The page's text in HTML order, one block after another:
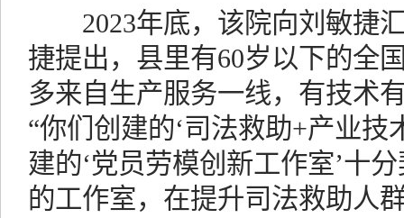
2023年底，该院向刘敏捷
捷提出，县里有60岁以下的全
多来自生产服务一线，有技术
“你们创建的‘司法救助+产业技
建的‘党员劳模创新工作室’十
的工作室，在提升司法救助人